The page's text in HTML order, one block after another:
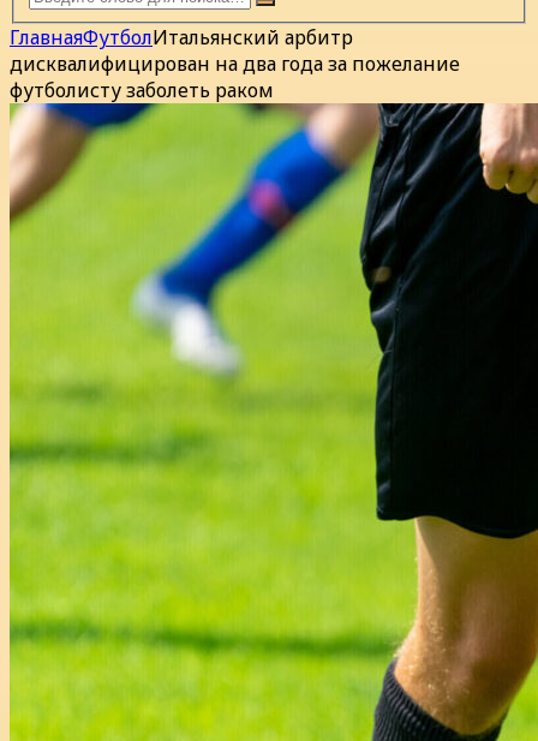
ГлавнаяФутболИтальянский арбитр
дисквалифицирован на два года за пожелание
футболисту заболеть раком